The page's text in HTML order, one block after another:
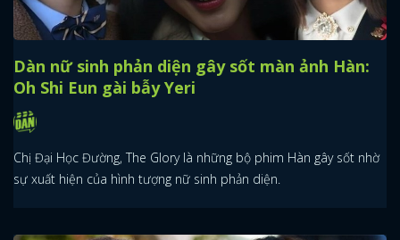
Dàn nữ sinh phản diện gây sốt màn ảnh Hàn:
Oh Shi Eun gài bẫy Yeri
Chị Đại Học Đường, The Glory là những bộ phim Hàn gây sốt nhờ
sự xuất hiện của hình tượng nữ sinh phản diện.